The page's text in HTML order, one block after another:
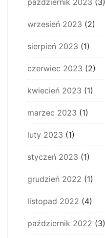
październik 2023 (3)
wrzesień 2023 (2)
sierpień 2023 (1)
czerwiec 2023 (2)
kwiecień 2023 (1)
marzec 2023 (1)
luty 2023 (1)
styczeń 2023 (1)
grudzień 2022 (1)
listopad 2022 (4)
październik 2022 (3)